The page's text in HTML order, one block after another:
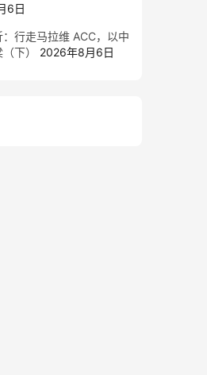
6日
行走马拉维 ACC，以中
下）
2026年8月6日